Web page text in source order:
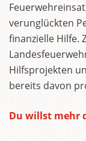
verunglückten
finanzielle Hilfe.
Hilfsprojekten
bereits davon
Du willst mehr